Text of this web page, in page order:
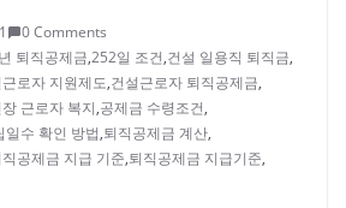
0 Comments
퇴직공제금,252일 조건,건설 일용직 퇴직금,
로자 지원제도,건설근로자 퇴직공제금,
근로자 복지,공제금 수령조건,
일수 확인 방법,퇴직공제금 계산,
직공제금 지급 기준,퇴직공제금 지급기준,